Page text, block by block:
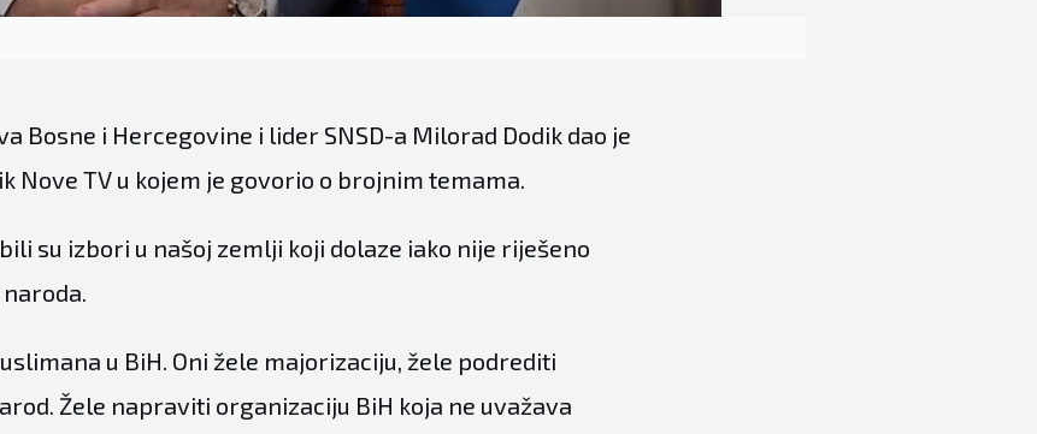
Bosne i Hercegovine i lider SNSD-a Milorad Dodik dao je
Nove TV u kojem je govorio o brojnim temama.
su izbori u našoj zemlji koji dolaze iako nije riješeno
u BiH. Oni žele majorizaciju, žele podrediti
Žele napraviti organizaciju BiH koja ne uvažava